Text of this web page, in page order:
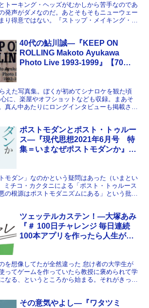
トーキング・ヘッズがむかしから苦手なのであ
発声がダメなのだ。あとそもそもニューウェー
り得意ではない。『ストップ・メイキング・セ
40代の鮎川誠―『KEEP ON
ROLLING Makoto Ayukawa
Photo Live 1993-1999』【70冊
えた写真集。ぼくが初めてシナロケを観た頃
に、楽屋やオフショットなども収録。まあそ
真ん中あたりにロングインタビューも掲載され
ポストモダンとポスト・トゥルー
ス―『現代思想2021年6月号 特
集＝いまなぜポストモダンか』
モダン」なのかという疑問はあった（いまとい
ミチコ・カクタニによる「ポスト・トゥルース
の根源はポストモダニズムにある」という批判
ツェッテルカステン！―大塚あみ
『＃ 100日チャレンジ 毎日連続
100本アプリを作ったら人生が変
を想像してたが全然違った 怠け者の大学生が
ってゲームを作っていたら教授に褒められて学
なる、というところから始まる。それがきっか
その意気やよし―『ワタツミ